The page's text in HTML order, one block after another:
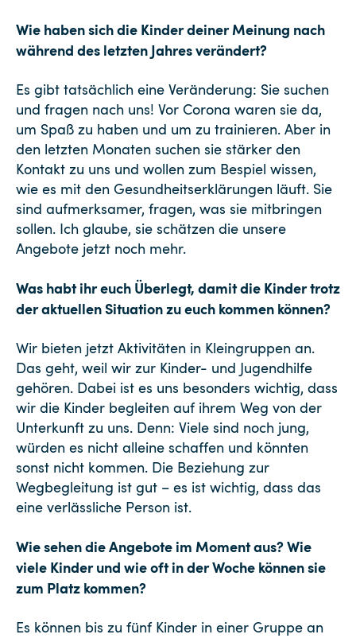
Wie haben sich die Kinder deiner Meinung nach
während des letzten Jahres verändert?
Es gibt tatsächlich eine Veränderung: Sie suchen
und fragen nach uns! Vor Corona waren sie da,
um Spaß zu haben und um zu trainieren. Aber in
den letzten Monaten suchen sie stärker den
Kontakt zu uns und wollen zum Bespiel wissen,
wie es mit den Gesundheitserklärungen läuft. Sie
sind aufmerksamer, fragen, was sie mitbringen
sollen. Ich glaube, sie schätzen die unsere
Angebote jetzt noch mehr.
Was habt ihr euch Überlegt, damit die Kinder trotz
der aktuellen Situation zu euch kommen können?
Wir bieten jetzt Aktivitäten in Kleingruppen an.
Das geht, weil wir zur Kinder- und Jugendhilfe
gehören. Dabei ist es uns besonders wichtig, dass
wir die Kinder begleiten auf ihrem Weg von der
Unterkunft zu uns. Denn: Viele sind noch jung,
würden es nicht alleine schaffen und könnten
sonst nicht kommen. Die Beziehung zur
Wegbegleitung ist gut – es ist wichtig, dass das
eine verlässliche Person ist.
Wie sehen die Angebote im Moment aus? Wie
viele Kinder und wie oft in der Woche können sie
zum Platz kommen?
Es können bis zu fünf Kinder in einer Gruppe an